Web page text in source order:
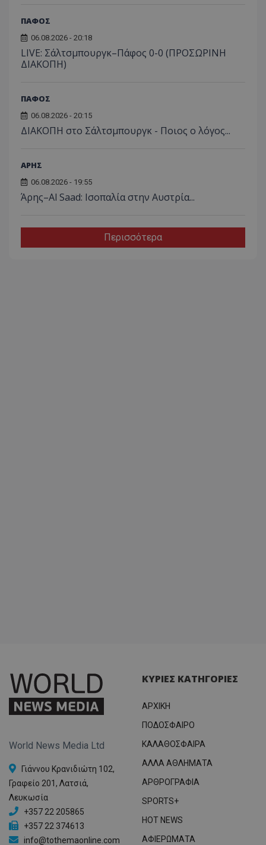
ΠΑΦΟΣ
06.08.2026 - 20:18
LIVE: Σάλτσμπουργκ–Πάφος 0-0 (ΠΡΟΣΩΡΙΝΗ
ΔΙΑΚΟΠΗ)
ΠΑΦΟΣ
06.08.2026 - 20:15
ΔΙΑΚΟΠΗ στο Σάλτσμπουργκ - Ποιος ο λόγος...
ΑΡΗΣ
06.08.2026 - 19:55
Άρης–Al Saad: Ισοπαλία στην Αυστρία...
Περισσότερα
World News Media Ltd
Γιάννου Κρανιδιώτη 102,
Γραφείο 201, Λατσιά,
Λευκωσία
+357 22 205865
+357 22 374613
info@tothemaonline.com
ΚΥΡΙΕΣ ΚΑΤΗΓΟΡΙΕΣ
ΑΡΧΙΚΗ
ΠΟΔΟΣΦΑΙΡΟ
ΚΑΛΑΘΟΣΦΑΙΡΑ
ΑΛΛΑ ΑΘΛΗΜΑΤΑ
ΑΡΘΡΟΓΡΑΦΙΑ
SPORTS+
HOT NEWS
ΑΦΙΕΡΩΜΑΤΑ